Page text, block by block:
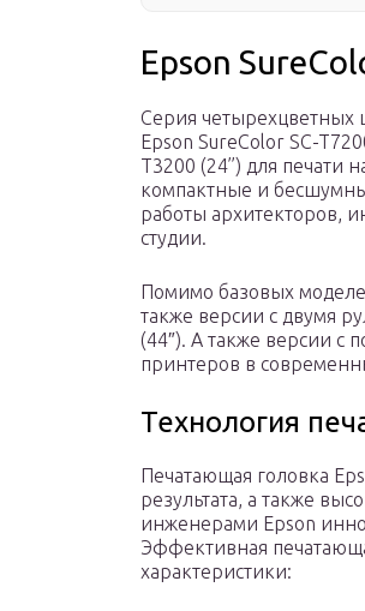
Epson
Серия четырехцветных
Epson SureColor SC-
T3200 (24’’) для
компактные и
работы архитекторов,
студии.
Помимо базовых
также версии с двумя
(44″). А также версии с
принтеров в
Технология
Печатающая головка
результата, а также
инженерами Epson
Эффективная
характеристики: